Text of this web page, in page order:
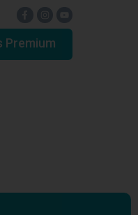
Premium